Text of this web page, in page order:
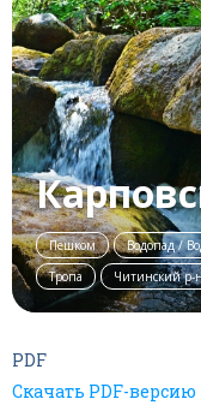
Пешком Водопад /
Тропа
Читинский р-
PDF
Скачать PDF-